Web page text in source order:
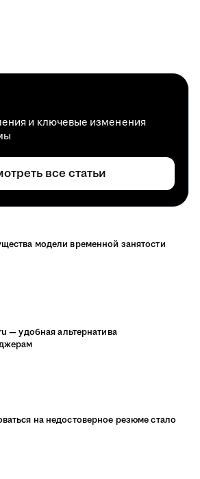
и ключевые изменения
все статьи
модели временной занятости
— удобная альтернатива
на недостоверное резюме стало